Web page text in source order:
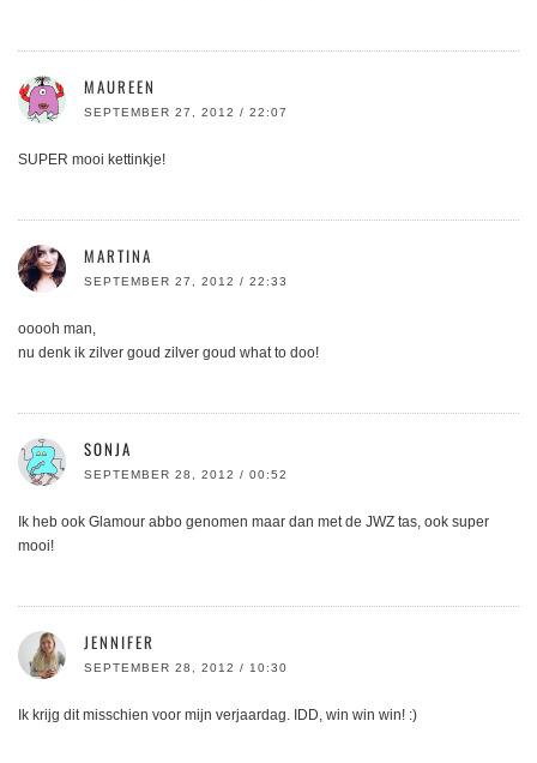
MAUREEN
SEPTEMBER 27, 2012 / 22:07
SUPER mooi kettinkje!
MARTINA
SEPTEMBER 27, 2012 / 22:33
ooooh man,
nu denk ik zilver goud zilver goud what to doo!
SONJA
SEPTEMBER 28, 2012 / 00:52
Ik heb ook Glamour abbo genomen maar dan met de JWZ tas, ook super
mooi!
JENNIFER
SEPTEMBER 28, 2012 / 10:30
Ik krijg dit misschien voor mijn verjaardag. IDD, win win win! :)